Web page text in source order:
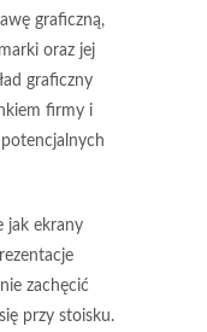
graficzną,
oraz jej
graficzny
firmy i
jak ekrany
zachęcić
przy stoisku.